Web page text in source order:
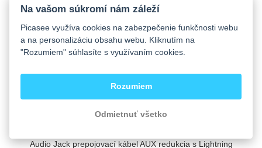
skladom
Audio Jack prepojovací kábel AUX redukcia s Lightning
Na vašom súkromí nám záleží
Picasee využíva cookies na zabezpečenie funkčnosti webu
a na personalizáciu obsahu webu. Kliknutím na
"Rozumiem" súhlasíte s využívaním cookies.
Rozumiem
Odmietnuť všetko